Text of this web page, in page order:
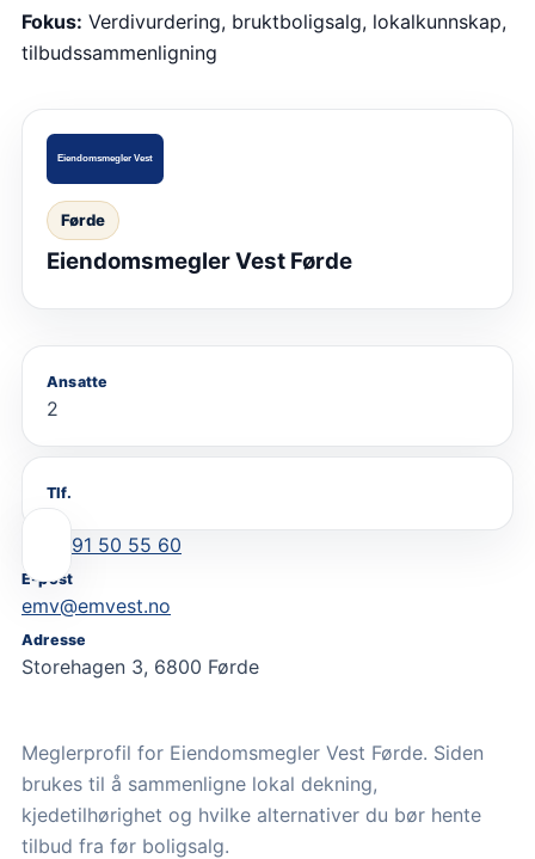
Fokus: Verdivurdering, bruktboligsalg, lokalkunnskap,
tilbudssammenligning
Førde
Eiendomsmegler Vest Førde
Ansatte
2
Tlf.
91 50 55 60
E-post
emv@emvest.no
Adresse
Storehagen 3, 6800 Førde
Meglerprofil for Eiendomsmegler Vest Førde. Siden
brukes til å sammenligne lokal dekning,
kjedetilhørighet og hvilke alternativer du bør hente
tilbud fra før boligsalg.